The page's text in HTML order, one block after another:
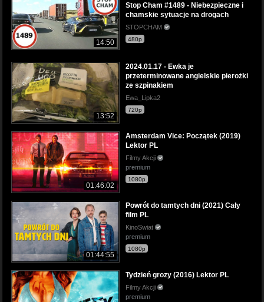
14:50
Stop Cham #1489 - Niebezpieczne i
chamskie sytuacje na drogach
STOPCHAM
480p
13:52
2024.01.17 - Ewka je
przeterminowane angielskie pierożki
ze szpinakiem
Ewa_Lipka2
720p
01:46:02
Amsterdam Vice: Początek (2019)
Lektor PL
Filmy Akcji
premium
1080p
01:44:55
Powrót do tamtych dni (2021) Cały
film PL
KinoSwiat
premium
1080p
Tydzień grozy (2016) Lektor PL
Filmy Akcji
premium